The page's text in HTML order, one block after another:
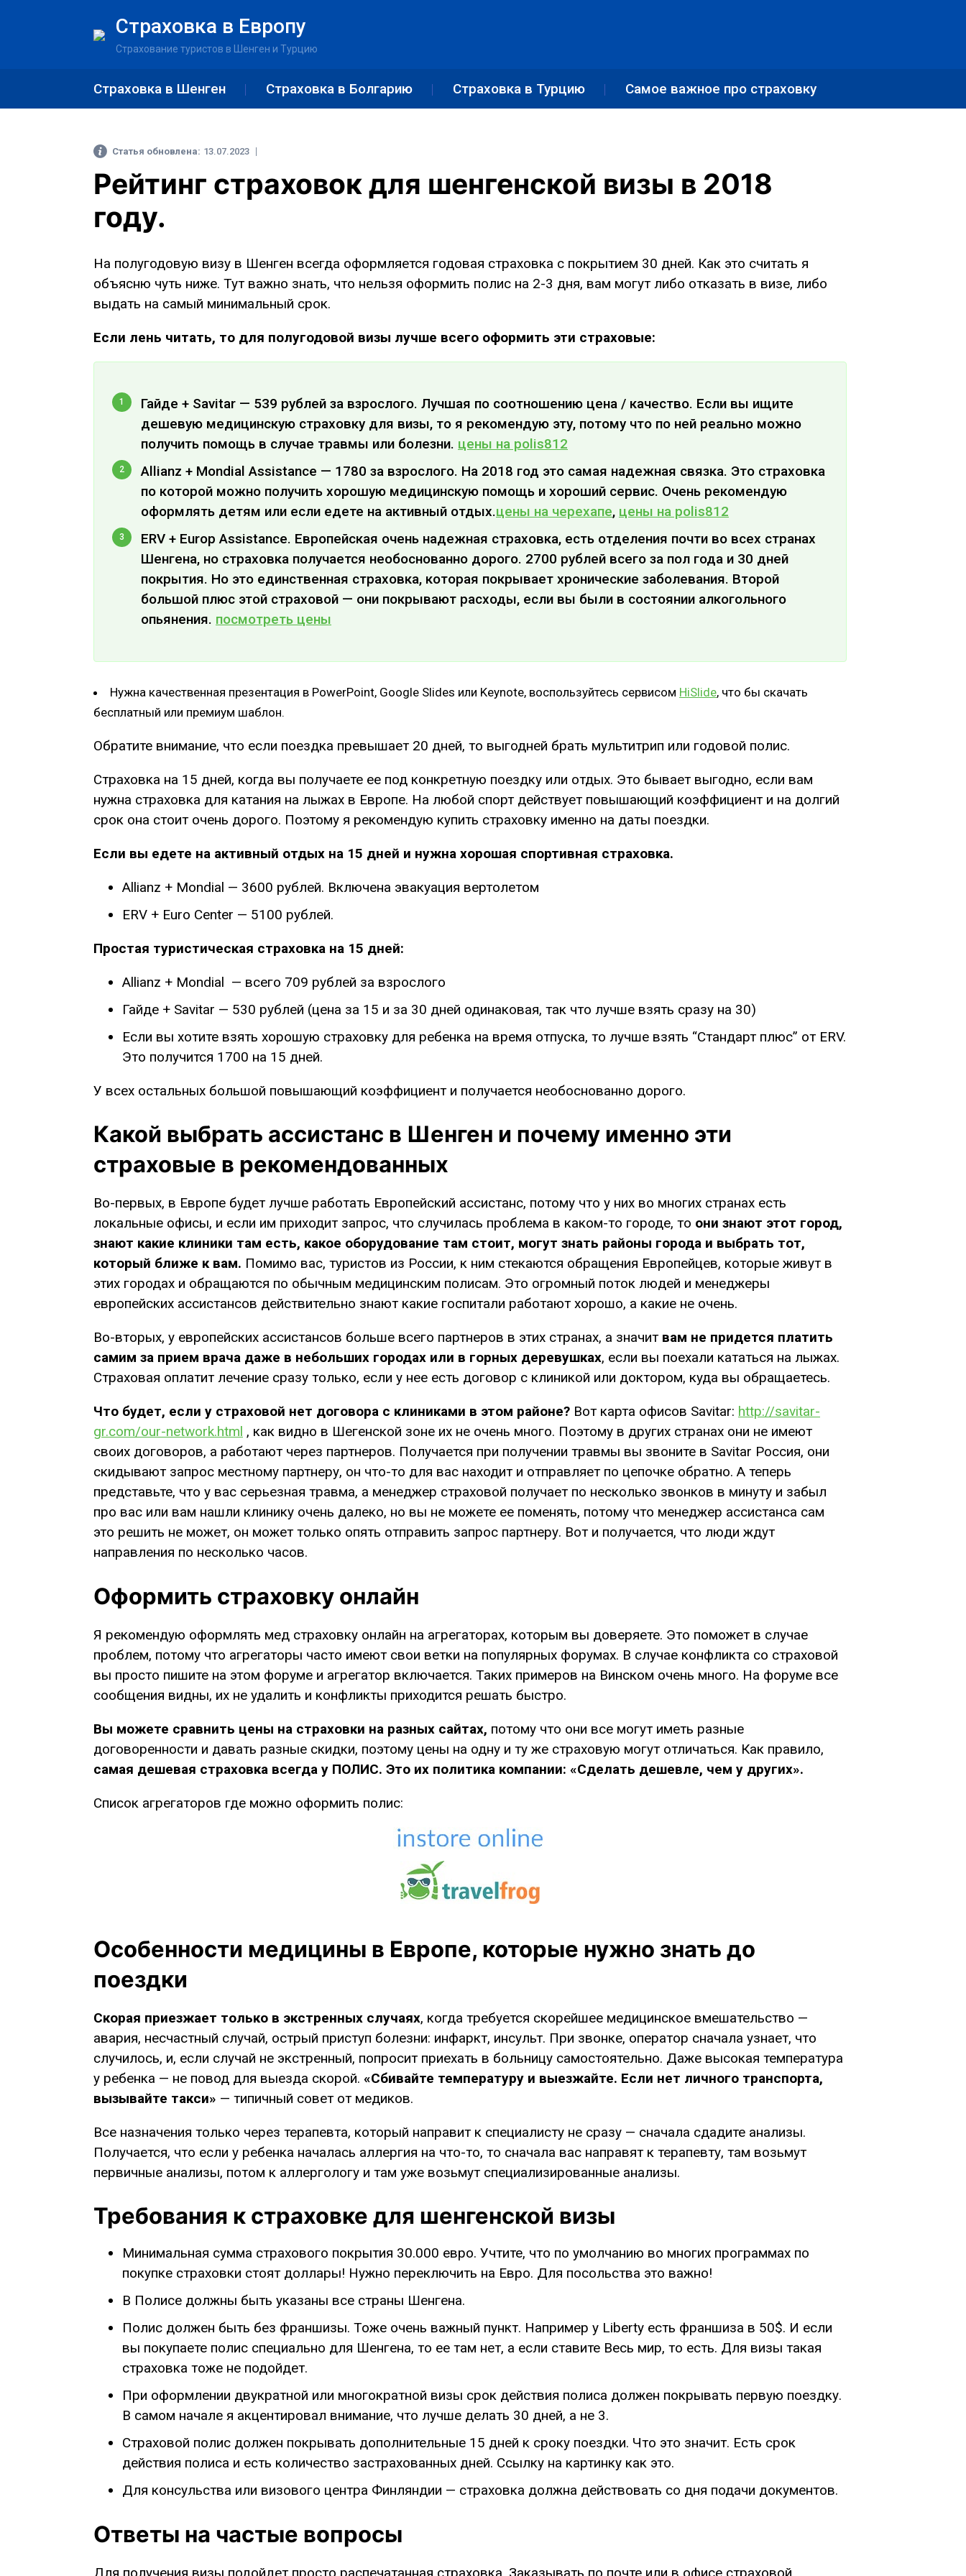
Страховка в Европу
Страхование туристов в Шенген и Турцию
Страховка в Шенген Страховка в Болгарию Страховка в Турцию Самое важное про страховку
Статья обновлена: 13.07.2023
Рейтинг страховок для шенгенской визы в 2018
году.
На полугодовую визу в Шенген всегда оформляется годовая страховка с покрытием 30 дней. Как это считать я
объясню чуть ниже. Тут важно знать, что нельзя оформить полис на 2-3 дня, вам могут либо отказать в визе, либо
выдать на самый минимальный срок.
Если лень читать, то для полугодовой визы лучше всего оформить эти страховые:
Гайде + Savitar — 539 рублей за взрослого. Лучшая по соотношению цена / качество. Если вы ищите
дешевую медицинскую страховку для визы, то я рекомендую эту, потому что по ней реально можно
получить помощь в случае травмы или болезни. цены на polis812
Allianz + Mondial Assistance — 1780 за взрослого. На 2018 год это самая надежная связка. Это страховка
по которой можно получить хорошую медицинскую помощь и хороший сервис. Очень рекомендую
оформлять детям или если едете на активный отдых.цены на черехапе, цены на polis812
ERV + Europ Assistance. Европейская очень надежная страховка, есть отделения почти во всех странах
Шенгена, но страховка получается необоснованно дорого. 2700 рублей всего за пол года и 30 дней
покрытия. Но это единственная страховка, которая покрывает хронические заболевания. Второй
большой плюс этой страховой — они покрывают расходы, если вы были в состоянии алкогольного
опьянения. посмотреть цены
Нужна качественная презентация в PowerPoint, Google Slides или Keynote, воспользуйтесь сервисом HiSlide, что бы скачать
бесплатный или премиум шаблон.
Обратите внимание, что если поездка превышает 20 дней, то выгодней брать мультитрип или годовой полис.
Страховка на 15 дней, когда вы получаете ее под конкретную поездку или отдых. Это бывает выгодно, если вам
нужна страховка для катания на лыжах в Европе. На любой спорт действует повышающий коэффициент и на долгий
срок она стоит очень дорого. Поэтому я рекомендую купить страховку именно на даты поездки.
Если вы едете на активный отдых на 15 дней и нужна хорошая спортивная страховка.
Allianz + Mondial — 3600 рублей. Включена эвакуация вертолетом
ERV + Euro Center — 5100 рублей.
Простая туристическая страховка на 15 дней:
Allianz + Mondial — всего 709 рублей за взрослого
Гайде + Savitar — 530 рублей (цена за 15 и за 30 дней одинаковая, так что лучше взять сразу на 30)
Если вы хотите взять хорошую страховку для ребенка на время отпуска, то лучше взять “Стандарт плюс” от ERV.
Это получится 1700 на 15 дней.
У всех остальных большой повышающий коэффициент и получается необоснованно дорого.
Какой выбрать ассистанс в Шенген и почему именно эти
страховые в рекомендованных
Во-первых, в Европе будет лучше работать Европейский ассистанс, потому что у них во многих странах есть
локальные офисы, и если им приходит запрос, что случилась проблема в каком-то городе, то они знают этот город,
знают какие клиники там есть, какое оборудование там стоит, могут знать районы города и выбрать тот,
который ближе к вам. Помимо вас, туристов из России, к ним стекаются обращения Европейцев, которые живут в
этих городах и обращаются по обычным медицинским полисам. Это огромный поток людей и менеджеры
европейских ассистансов действительно знают какие госпитали работают хорошо, а какие не очень.
Во-вторых, у европейских ассистансов больше всего партнеров в этих странах, а значит вам не придется платить
самим за прием врача даже в небольших городах или в горных деревушках, если вы поехали кататься на лыжах.
Страховая оплатит лечение сразу только, если у нее есть договор с клиникой или доктором, куда вы обращаетесь.
Что будет, если у страховой нет договора с клиниками в этом районе? Вот карта офисов Savitar: http://savitar-
gr.com/our-network.html , как видно в Шегенской зоне их не очень много. Поэтому в других странах они не имеют
своих договоров, а работают через партнеров. Получается при получении травмы вы звоните в Savitar Россия, они
скидывают запрос местному партнеру, он что-то для вас находит и отправляет по цепочке обратно. А теперь
представьте, что у вас серьезная травма, а менеджер страховой получает по несколько звонков в минуту и забыл
про вас или вам нашли клинику очень далеко, но вы не можете ее поменять, потому что менеджер ассистанса сам
это решить не может, он может только опять отправить запрос партнеру. Вот и получается, что люди ждут
направления по несколько часов.
Оформить страховку онлайн
Я рекомендую оформлять мед страховку онлайн на агрегаторах, которым вы доверяете. Это поможет в случае
проблем, потому что агрегаторы часто имеют свои ветки на популярных форумах. В случае конфликта со страховой
вы просто пишите на этом форуме и агрегатор включается. Таких примеров на Винском очень много. На форуме все
сообщения видны, их не удалить и конфликты приходится решать быстро.
Вы можете сравнить цены на страховки на разных сайтах, потому что они все могут иметь разные
договоренности и давать разные скидки, поэтому цены на одну и ту же страховую могут отличаться. Как правило,
самая дешевая страховка всегда у ПОЛИС. Это их политика компании: «Сделать дешевле, чем у других».
Список агрегаторов где можно оформить полис:
Особенности медицины в Европе, которые нужно знать до
поездки
Скорая приезжает только в экстренных случаях, когда требуется скорейшее медицинское вмешательство —
авария, несчастный случай, острый приступ болезни: инфаркт, инсульт. При звонке, оператор сначала узнает, что
случилось, и, если случай не экстренный, попросит приехать в больницу самостоятельно. Даже высокая температура
у ребенка — не повод для выезда скорой. «Сбивайте температуру и выезжайте. Если нет личного транспорта,
вызывайте такси» — типичный совет от медиков.
Все назначения только через терапевта, который направит к специалисту не сразу — сначала сдадите анализы.
Получается, что если у ребенка началась аллергия на что-то, то сначала вас направят к терапевту, там возьмут
первичные анализы, потом к аллергологу и там уже возьмут специализированные анализы.
Требования к страховке для шенгенской визы
Минимальная сумма страхового покрытия 30.000 евро. Учтите, что по умолчанию во многих программах по
покупке страховки стоят доллары! Нужно переключить на Евро. Для посольства это важно!
В Полисе должны быть указаны все страны Шенгена.
Полис должен быть без франшизы. Тоже очень важный пункт. Например у Liberty есть франшиза в 50$. И если
вы покупаете полис специально для Шенгена, то ее там нет, а если ставите Весь мир, то есть. Для визы такая
страховка тоже не подойдет.
При оформлении двукратной или многократной визы срок действия полиса должен покрывать первую поездку.
В самом начале я акцентировал внимание, что лучше делать 30 дней, а не 3.
Страховой полис должен покрывать дополнительные 15 дней к сроку поездки. Что это значит. Есть срок
действия полиса и есть количество застрахованных дней. Ссылку на картинку как это.
Для консульства или визового центра Финляндии — страховка должна действовать со дня подачи документов.
Ответы на частые вопросы